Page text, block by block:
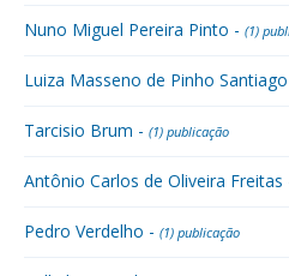
Nuno Miguel Pereira Pinto - (1)
Luiza Masseno de Pinho
Tarcisio Brum - (1) publicação
Antônio Carlos de Oliveira Freitas
Pedro Verdelho - (1) publicação